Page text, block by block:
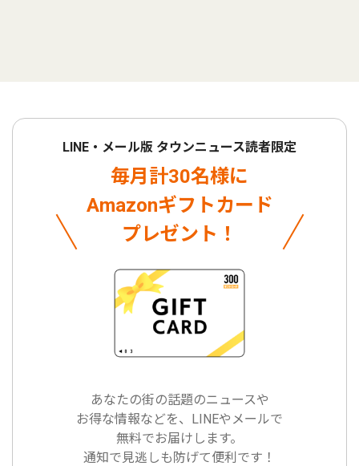
LINE・メール版 タウンニュース読者限定
毎月計30名様に
Amazonギフトカード
プレゼント！
あなたの街の話題のニュースや
お得な情報などを、LINEやメールで
無料でお届けします。
通知で見逃しも防げて便利です！